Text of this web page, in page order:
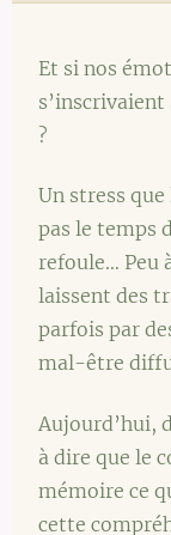
Et si nos
?
Un stress que
pas le temps
refoule… Peu
laissent des
parfois par
mal-être
Aujourd’hui,
à dire que le
mémoire ce
cette